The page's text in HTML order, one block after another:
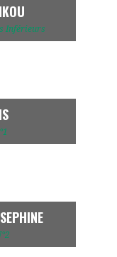
Inférieurs